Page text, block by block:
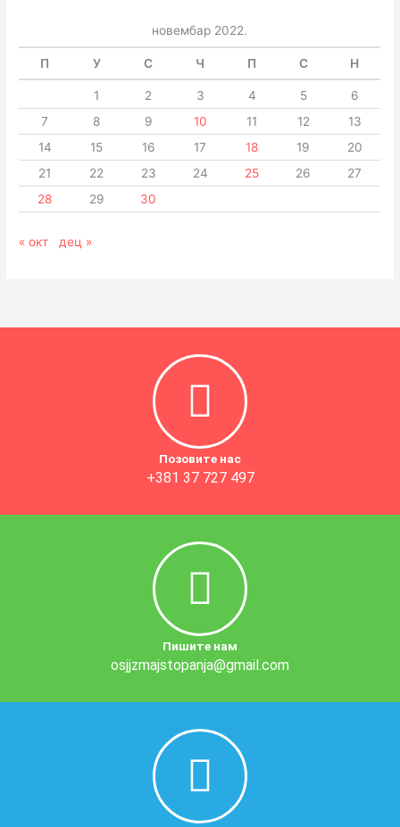
новембар 2022.
П У С Ч П С Н
1 2 3 4 5
6
7
8 9 10 11 12
13
14
15 16 17 18 19
20
21
22 23 24 25 26
27
28
29 30
« окт дец »
Позовите нас
+381 37 727 497
Пишите нам
osjjzmajstopanja@gmail.com